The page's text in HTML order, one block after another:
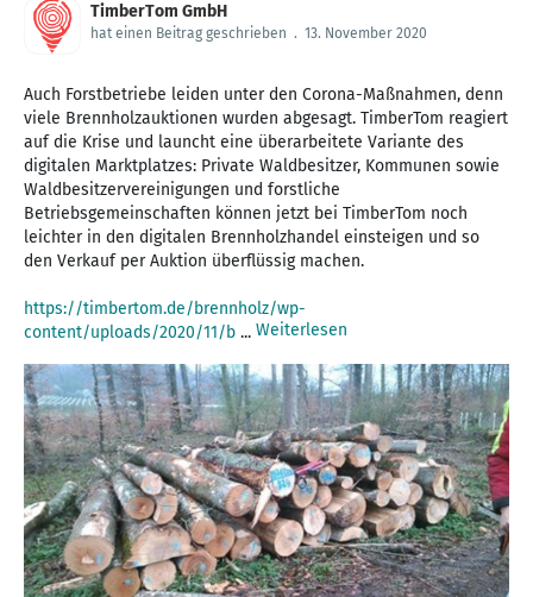
TimberTom GmbH
hat einen Beitrag geschrieben . 13. November 2020
Auch Forstbetriebe leiden unter den Corona-Maßnahmen, denn
viele Brennholzauktionen wurden abgesagt. TimberTom reagiert
auf die Krise und launcht eine überarbeitete Variante des
digitalen Marktplatzes: Private Waldbesitzer, Kommunen sowie
Waldbesitzervereinigungen und forstliche
Betriebsgemeinschaften können jetzt bei TimberTom noch
leichter in den digitalen Brennholzhandel einsteigen und so
den Verkauf per Auktion überflüssig machen.
https://timbertom.de/brennholz/wp-
content/uploads/2020/11/b ... Weiterlesen